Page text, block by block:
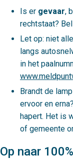
Is er gevaar,
rechtstaat?
Let op: niet
langs
in het
Brandt de
ervoor en
hapert. Het is
of gemeente
Op naar